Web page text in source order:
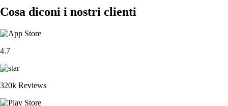
Cosa diconi i nostri clienti
4.7
320k Reviews